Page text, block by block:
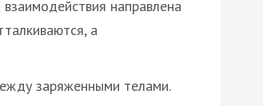
направлена
а
заряженными телами.